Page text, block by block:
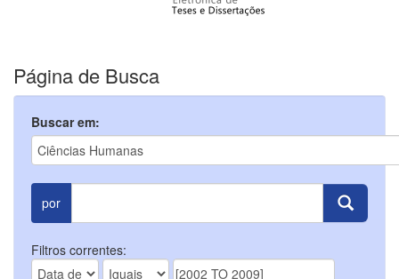
Página de Busca
Buscar em:
por
Filtros correntes: